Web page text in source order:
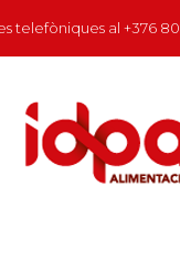
telefòniques al +376